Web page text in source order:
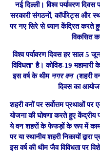
नई दिल्ली। विश्व पर्यावरण
सरकारी संगठनों, कॉर्पोरेट्स और
पर नए सिरे से ध्यान केंद्रित करते
विकसित
विश्व पर्यावरण दिवस हर साल 5
विविधता’ है। कोविड-19
इस वर्ष के थीम नगर वन(शहरी
दिवस का
शहरी वनों पर सर्वोत्तम प्रथाओं
योजना की घोषणा करते हुए केंद्रीय
ये वन शहरों के फेफड़ों के रूप में
पर या स्थानीय शहरी निकायों
इस वर्ष की थीम जैव विविधता पर